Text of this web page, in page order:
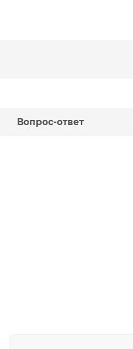
Вопрос-ответ